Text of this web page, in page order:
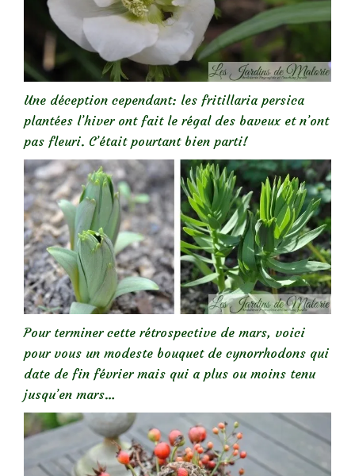
Une déception cependant: les fritillaria persica
plantées l’hiver ont fait le régal des baveux et n’ont
pas fleuri. C’était pourtant bien parti!
Pour terminer cette rétrospective de mars, voici
pour vous un modeste bouquet de cynorrhodons qui
date de fin février mais qui a plus ou moins tenu
jusqu’en mars…